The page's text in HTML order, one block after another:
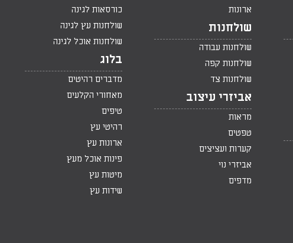
ארונות
שולחנות
שולחנות עבודה
שולחנות קפה
שולחנות צד
אביזרי עיצוב
מראות
טפטים
קערות ועציצים
אביזרי נוי
מדפים
כורסאות לגינה
שולחנות עץ לגינה
שולחנות אוכל לגינה
בלוג
מדברים רהיטים
מאחורי הקלעים
טיפים
רהיטי עץ
ארונות עץ
פינות אוכל מעץ
מיטות עץ
שידות עץ